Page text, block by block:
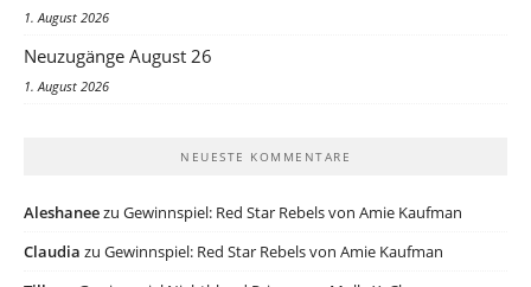
1. August 2026
Neuzugänge August 26
1. August 2026
NEUESTE KOMMENTARE
Aleshaneezu Gewinnspiel: Red Star Rebels von Amie Kaufman
Claudia zu Gewinnspiel: Red Star Rebels von Amie Kaufman